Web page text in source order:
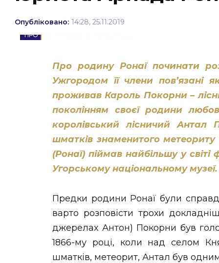
(відеоверсія)
ЗАКАРПАТСЬКІ НОВИНИ
НОВИНИ ЗАХІДНОЇ УКРАЇНИ
ФОТО
ВІДЕО
Опубліковано: 14:28, 25.11.2019
Про родину Ронаї починати
Ужгородом її члени пов’язані
проживав Кароль Покорни –
поколінням своєї родини
королівський лісничий
шматків знаменитого
(Ронаї) піймав найбільшу у світі
Угорському національному музеї.
Предки родини Ронаї були
варто розповісти трохи
джерелах Антон) Покорни був
1866-му році, коли над селом
шматків, метеорит, Антал був